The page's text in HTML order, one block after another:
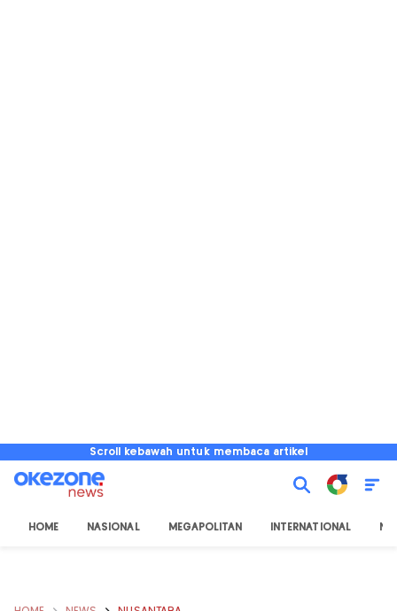
Scroll kebawah untuk membaca artikel
HOME NASIONAL MEGAPOLITAN INTERNATIONAL